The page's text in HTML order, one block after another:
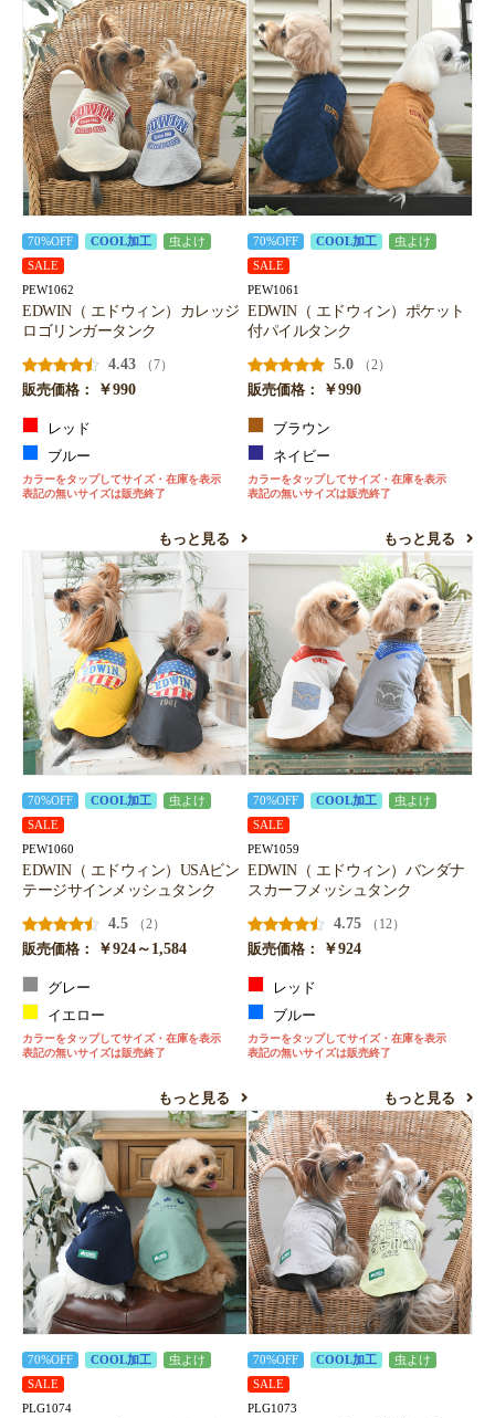
70%OFF COOL加工
虫よけ
SALE
PEW1062
EDWIN（ エドウィン）カレッジ
ロゴリンガータンク
4.43
（7）
販売価格：
￥990
レッド
ブルー
カラーをタップしてサイズ・在庫を表示
表記の無いサイズは販売終了
もっと見る
70%OFF COOL加工
虫よけ
SALE
PEW1061
EDWIN（ エドウィン）ポケット
付パイルタンク
5.0
（2）
販売価格：
￥990
ブラウン
ネイビー
カラーをタップしてサイズ・在庫を表示
表記の無いサイズは販売終了
もっと見る
70%OFF COOL加工
虫よけ
SALE
PEW1060
EDWIN（ エドウィン）USAビン
テージサインメッシュタンク
4.5
（2）
販売価格：
￥924～1,584
グレー
イエロー
カラーをタップしてサイズ・在庫を表示
表記の無いサイズは販売終了
もっと見る
70%OFF COOL加工
虫よけ
SALE
PEW1059
EDWIN（ エドウィン）バンダナ
スカーフメッシュタンク
4.75
（12）
販売価格：
￥924
レッド
ブルー
カラーをタップしてサイズ・在庫を表示
表記の無いサイズは販売終了
もっと見る
70%OFF COOL加工
虫よけ
SALE
PLG1074
70%OFF COOL加工
虫よけ
SALE
PLG1073